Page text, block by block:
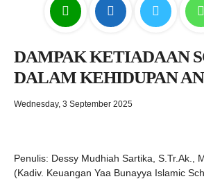
DAMPAK KETIADAAN
DALAM KEHIDUPAN
Wednesday, 3 September 2025
Penulis: Dessy Mudhiah Sartika, S.Tr.Ak.,
(Kadiv. Keuangan Yaa Bunayya Islamic